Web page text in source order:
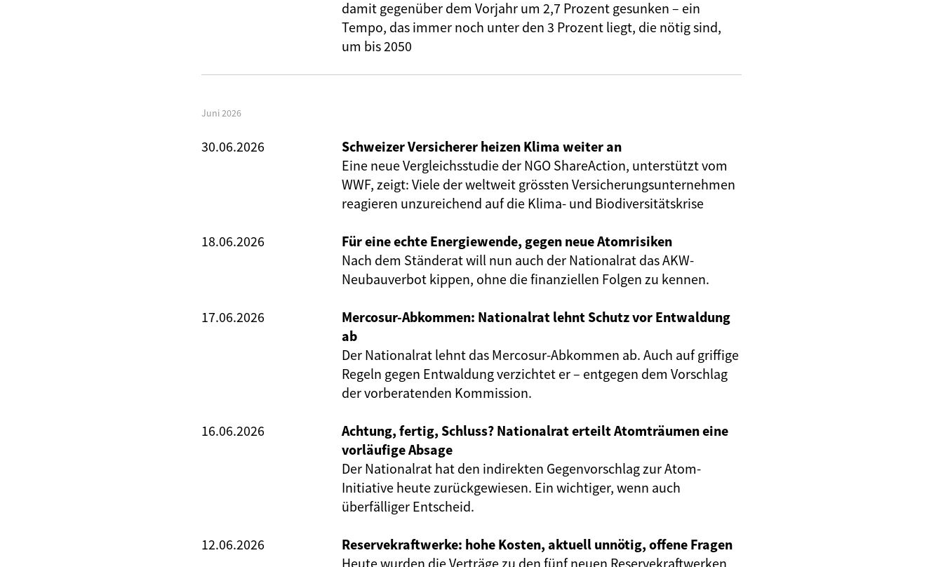
damit gegenüber dem Vorjahr um 2,7 Prozent gesunken – ein
Tempo, das immer noch unter den 3 Prozent liegt, die nötig sind,
um bis 2050
Juni 2026
30.06.2026
Schweizer Versicherer heizen Klima weiter an
Eine neue Vergleichsstudie der NGO ShareAction, unterstützt vom
WWF, zeigt: Viele der weltweit grössten Versicherungsunternehmen
reagieren unzureichend auf die Klima- und Biodiversitätskrise
18.06.2026
Für eine echte Energiewende, gegen neue Atomrisiken
Nach dem Ständerat will nun auch der Nationalrat das AKW-
Neubauverbot kippen, ohne die finanziellen Folgen zu kennen.
17.06.2026
Mercosur-Abkommen: Nationalrat lehnt Schutz vor Entwaldung
ab
Der Nationalrat lehnt das Mercosur-Abkommen ab. Auch auf griffige
Regeln gegen Entwaldung verzichtet er – entgegen dem Vorschlag
der vorberatenden Kommission.
16.06.2026
Achtung, fertig, Schluss? Nationalrat erteilt Atomträumen eine
vorläufige Absage
Der Nationalrat hat den indirekten Gegenvorschlag zur Atom-
Initiative heute zurückgewiesen. Ein wichtiger, wenn auch
überfälliger Entscheid.
12.06.2026
Reservekraftwerke: hohe Kosten, aktuell unnötig, offene Fragen
Heute wurden die Verträge zu den fünf neuen Reservekraftwerken